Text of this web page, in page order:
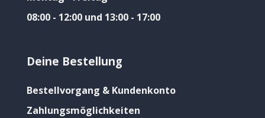
08:00 - 12:00 und 13:00 - 17:00
Deine Bestellung
Bestellvorgang & Kundenkonto
Zahlungsmöglichkeiten